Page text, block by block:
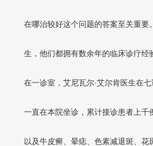
在哪治较好这个问题的答案至关重
生，他们都拥有数余年的临床诊疗
在一诊室，艾尼瓦尔·艾尔肯医生在
一直在本院坐诊，累计接诊患者上
以及牛皮癣、晕痣、色素减退斑、